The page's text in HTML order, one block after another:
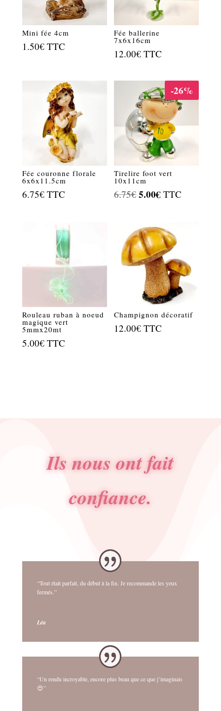
Mini fée 4cm
1.50€ TTC
Fée ballerine
7x6x16cm
12.00€ TTC
Fée couronne florale
6x6x11.5cm
6.75€ TTC
-26%
Tirelire foot vert
10x11cm
6.75€ Le
était :
6.75€.
5.00€ Le
est :
5.00€.
TTC
Rouleau ruban à noeud
magique vert
5mmx20mt
5.00€ TTC
Champignon décoratif
12.00€ TTC
Ils nous ont fait
confiance.
“Tout était parfait, du début à la fin. Je recommande les yeux
fermés.”
Léa
“Un rendu incroyable, encore plus beau que ce que j’imaginais
😍”